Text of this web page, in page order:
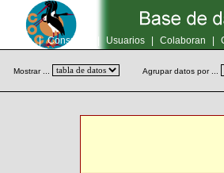
Inicio | Consultas Usuarios Colaboran
Mostrar ... Agrupar datos por ...